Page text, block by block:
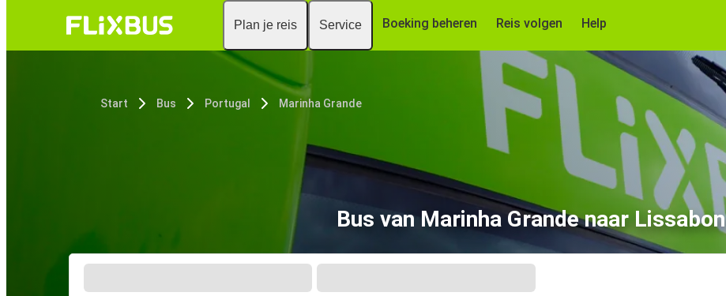
Plan je reis Service Boeking beheren Reis volgen Help
Start Bus Portugal Marinha Grande
Bus van Marinha Grande naar Lissabon